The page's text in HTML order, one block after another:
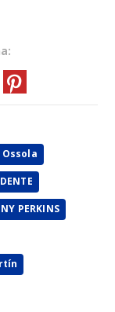
PERKINS